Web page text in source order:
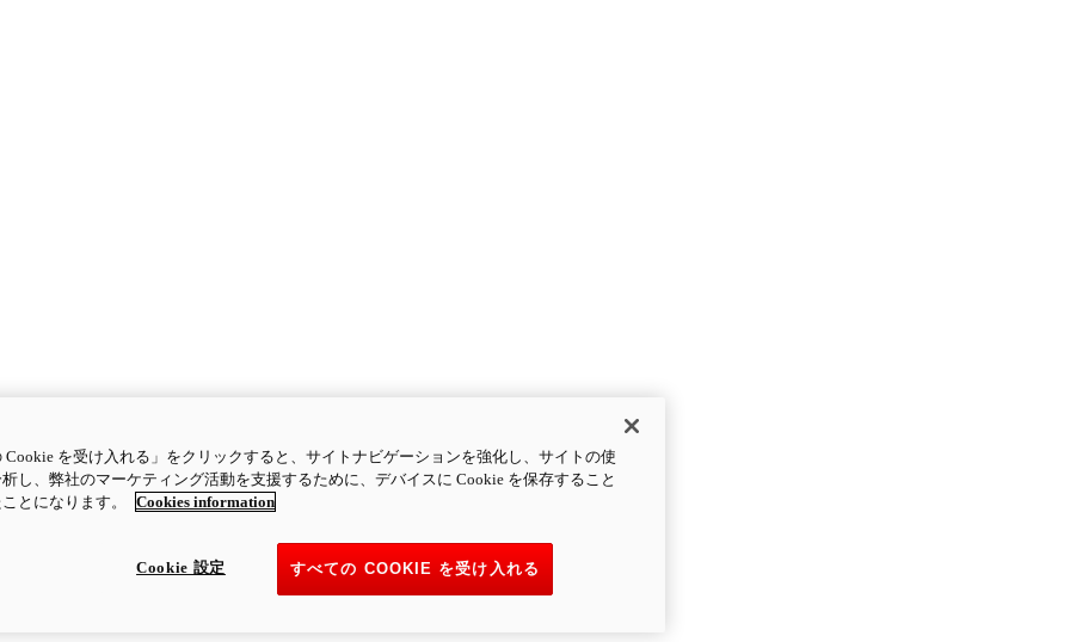
Cookie を受け入れる」をクリックすると、サイトナビゲーションを強化し、サイトの使
し、弊社のマーケティング活動を支援するために、デバイスに Cookie を保存すること
とになります。
Cookies information
すべての COOKIE を受け入れる
Cookie 設定